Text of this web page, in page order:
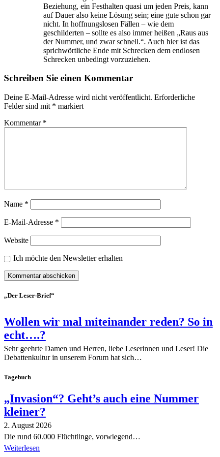
Beziehung, ein Festhalten quasi um jeden Preis, kann
auf Dauer also keine Lösung sein; eine gute schon gar
nicht. In hoffnungslosen Fällen – wie dem
geschilderten – sollte es also immer heißen „Raus aus
der Nummer, und zwar schnell.“. Auch hier ist das
sprichwörtliche Ende mit Schrecken dem endlosen
Schrecken unbedingt vorzuziehen.
Schreiben Sie einen Kommentar
Deine E-Mail-Adresse wird nicht veröffentlicht. Erforderliche
Felder sind mit * markiert
Kommentar *
Name *
E-Mail-Adresse *
Website
Ich möchte den Newsletter erhalten
„Der Leser-Brief“
Wollen wir mal miteinander reden? So in
echt….?
Sehr geehrte Damen und Herren, liebe Leserinnen und Leser! Die
Debattenkultur in unserem Forum hat sich…
Tagebuch
„Invasion“? Geht’s auch eine Nummer
kleiner?
2. August 2026
Die rund 60.000 Flüchtlinge, vorwiegend…
Weiterlesen